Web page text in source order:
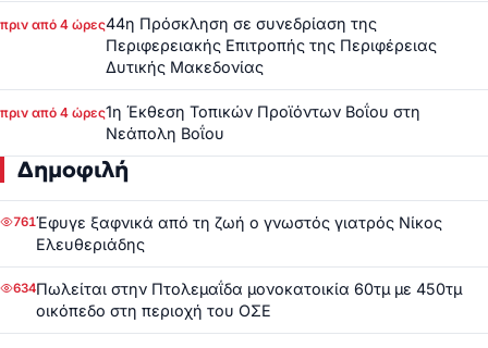
πριν από 4 ώρες44η Πρόσκληση σε συνεδρίαση της
Περιφερειακής Επιτροπής της Περιφέρειας
Δυτικής Μακεδονίας
πριν από 4 ώρες1η Έκθεση Τοπικών Προϊόντων Βοΐου στη
Νεάπολη Βοΐου
Δημοφιλή
761Έφυγε ξαφνικά από τη ζωή ο γνωστός γιατρός Νίκος
Ελευθεριάδης
634Πωλείται στην Πτολεμαΐδα μονοκατοικία 60τμ με 450τμ
οικόπεδο στη περιοχή του ΟΣΕ